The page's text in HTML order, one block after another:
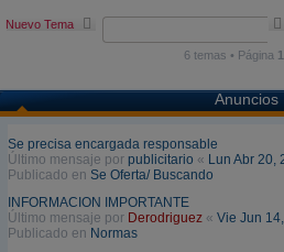
Nuevo Tema
6 temas • Página 1
Anuncios
Se precisa encargada responsable
Último mensaje por publicitario « Lun Abr 20,
Publicado en Se Oferta/ Buscando
INFORMACION IMPORTANTE
Último mensaje por Derodriguez « Vie Jun
Publicado en Normas